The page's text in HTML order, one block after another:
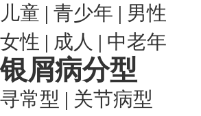
儿童 | 青少年 | 男性
女性 | 成人 | 中老年
银屑病分型
寻常型 | 关节病型